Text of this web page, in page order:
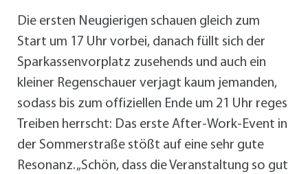
Die ersten Neugierigen schauen gleich zum
Start um 17 Uhr vorbei, danach füllt sich der
Sparkassenvorplatz zusehends und auch ein
kleiner Regenschauer verjagt kaum jemanden,
sodass bis zum offiziellen Ende um 21 Uhr reges
Treiben herrscht: Das erste After-Work-Event in
der Sommerstraße stößt auf eine sehr gute
Resonanz. „Schön, dass die Veranstaltung so gut